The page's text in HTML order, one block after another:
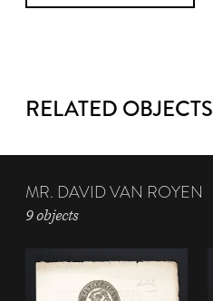
RELATED OBJECTS
MR. DAVID VAN ROYEN
9 objects